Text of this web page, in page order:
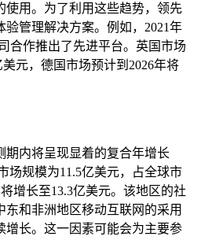
使用。为了利用这些趋势，领先
管理解决方案。例如，2021年
合作推出了先进平台。英国市场
元，德国市场预计到2026年将
期内将呈现显着的复合年增长
场规模为11.5亿美元，占全球市
增长至13.3亿美元。该地区的社
东和非洲地区移动互联网的采用
增长。这一因素可能会为主要参